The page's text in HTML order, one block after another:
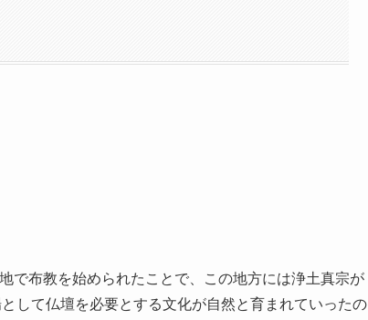
で布教を始められたことで、この地方には浄土真宗が
して仏壇を必要とする文化が自然と育まれていったの